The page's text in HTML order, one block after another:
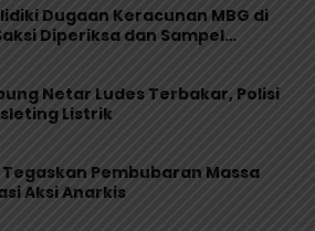
Dugaan Keracunan MBG di
Diperiksa dan Sampel
Netar Ludes Terbakar, Polisi
Listrik
Pembubaran Massa
Aksi Anarkis